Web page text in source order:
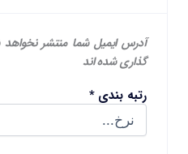
آدرس ایمیل شما منتشر
گذاری شده اند
رتبه بندی*